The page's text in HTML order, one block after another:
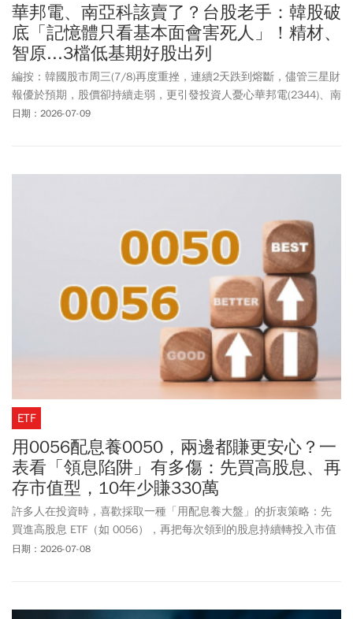
華邦電、南亞科該賣了？台股老手：韓股破
底「記憶體只看基本面會害死人」！精材、
智原...3檔低基期好股出列
編按：韓國股市周三(7/8)再度重挫，連續2天跌到熔斷，儘管三星財
報優於預期，股價卻持續走弱，更引發投資人憂心華邦電(2344)、南
亞科(2408)等台灣記憶體股是否也將面臨補跌壓力，究竟該續抱還是
一路下跌」的案例，提醒投資人操作更應重視技術面訊號。
日期：2026-07-09
ETF
用0056配息養0050，兩邊都賺更安心？一
表看「領息陷阱」有多傷：先買高股息、再
存市值型，10年少賺330萬
許多人在投資時，喜歡採取一種「用配息養大盤」的折衷策略：先
買進高股息 ETF（如 0056），再把每次領到的股息持續轉投入市值
型 ETF（如 0050）。這樣既能享有現金流的安全感，又能參與大盤
日期：2026-07-08